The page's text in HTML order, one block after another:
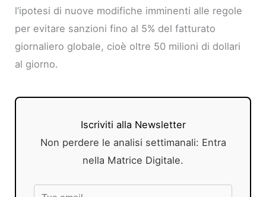
l’ipotesi di nuove modifiche imminenti alle regole
per evitare sanzioni fino al 5% del fatturato
giornaliero globale, cioè oltre 50 milioni di dollari
al giorno.
Iscriviti alla Newsletter
Non perdere le analisi settimanali: Entra
nella Matrice Digitale.